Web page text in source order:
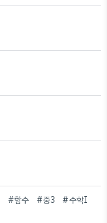
#함수 #중3
#수학I